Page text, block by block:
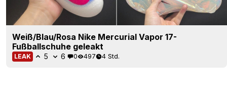
Weiß/Blau/Rosa Nike Mercurial Vapor 17-
Fußballschuhe geleakt
LEAK 5 6 0 497 4 Std.